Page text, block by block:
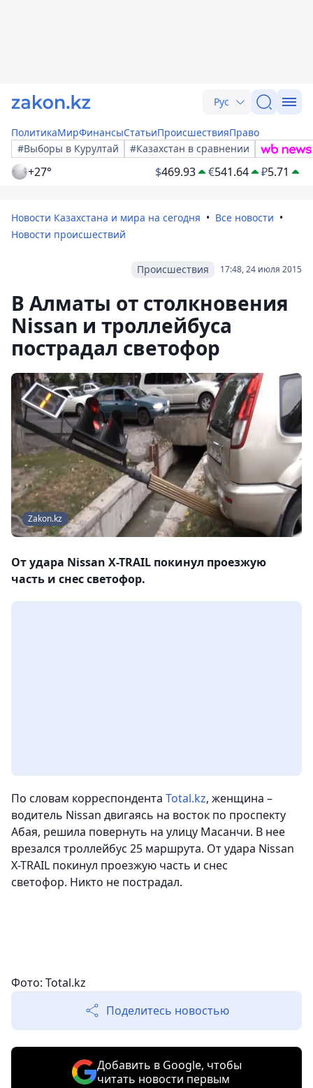
Рус
ПолитикаМирФинансыСтатьиПроисшествияПраво
#Выборы в Курултай
#Казахстан в сравнении
+27° $469.93 €541.64 ₽5.71
Новости Казахстана и мира на сегодня
Все новости
Новости происшествий
17:48, 24 июля 2015
Происшествия
В Алматы от столкновения
Nissan и троллейбуса
пострадал светофор
Zakon.kz
От удара Nissan X-TRAIL покинул проезжую
часть и снес светофор.
По словам корреспондента Total.kz, женщина –
водитель Nissan двигаясь на восток по проспекту
Абая, решила повернуть на улицу Масанчи. В нее
врезался троллейбус 25 маршрута. От удара Nissan
X-TRAIL покинул проезжую часть и снес
светофор. Никто не пострадал.
Фото: Total.kz
Поделитесь новостью
Добавить в Google, чтобы
читать новости первым